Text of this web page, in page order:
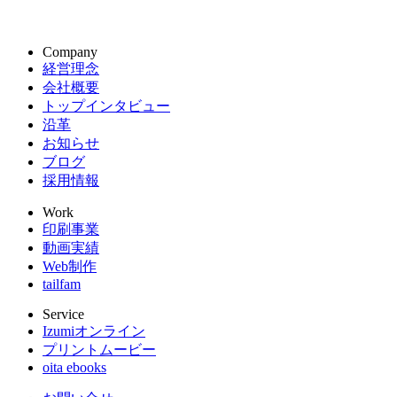
Company
経営理念
会社概要
トップインタビュー
沿革
お知らせ
ブログ
採用情報
Work
印刷事業
動画実績
Web制作
tailfam
Service
Izumiオンライン
プリントムービー
oita ebooks